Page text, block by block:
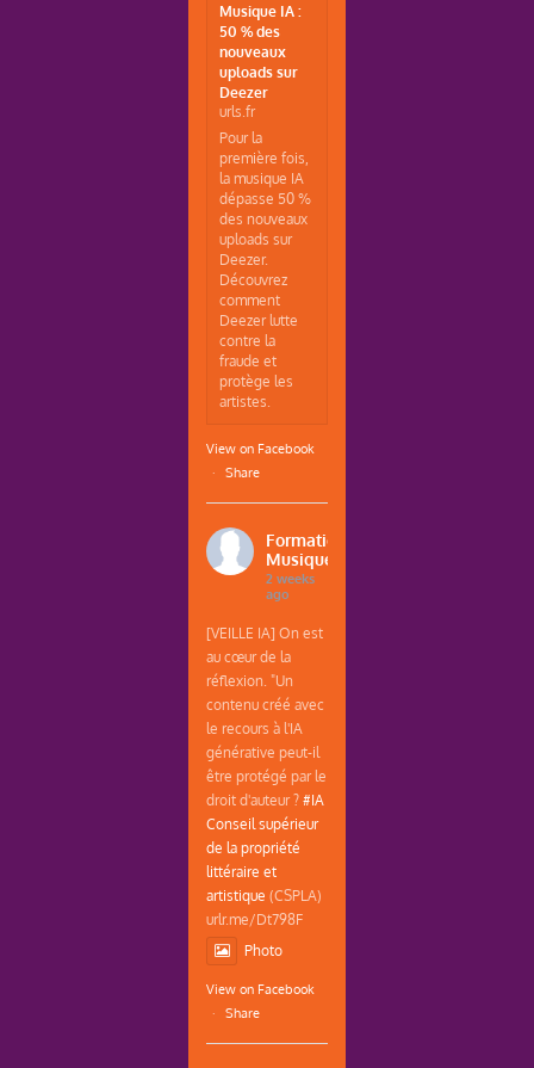
Musique IA :
50 % des
nouveaux
uploads sur
Deezer
urls.fr
Pour la
première fois,
la musique IA
dépasse 50 %
des nouveaux
uploads sur
Deezer.
Découvrez
comment
Deezer lutte
contre la
fraude et
protège les
artistes.
View on Facebook
·
Share
Formations
Musique
2 weeks
ago
[VEILLE IA] On est
au cœur de la
réflexion. "Un
contenu créé avec
le recours à l'IA
générative peut-il
être protégé par le
droit d'auteur ?#IA
Conseil supérieur
de la propriété
littéraire et
artistique (CSPLA)
urlr.me/Dt798F
Photo
View on Facebook
·
Share